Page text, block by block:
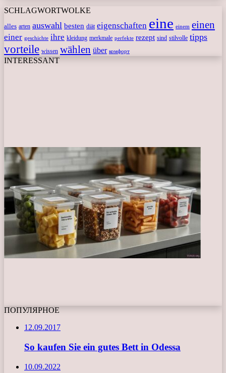
SCHLAGWORTWOLKE
alles arten auswahl besten diät eigenschaften eine einem einen
einer geschichte ihre kleidung merkmale perfekte rezept sind stilvolle tipps
vorteile wissen wählen über комфорт
INTERESSANT
ПОПУЛЯРНОЕ
12.09.2017
So kaufen Sie ein gutes Bett in Odessa
10.09.2022